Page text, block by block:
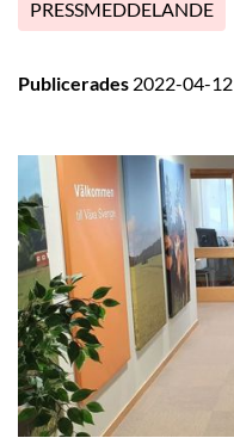
PRESSMEDDELANDE
Publicerades 2022-04-12